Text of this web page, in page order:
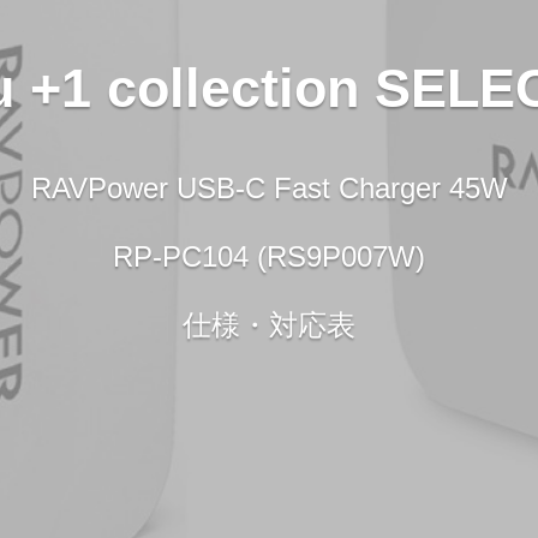
+1 collection
RAVPower USB-C Fast Charger 45W
RP-PC104 (RS9P007W)
仕様・対応表